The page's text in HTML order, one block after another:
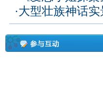
·大型壮族神话